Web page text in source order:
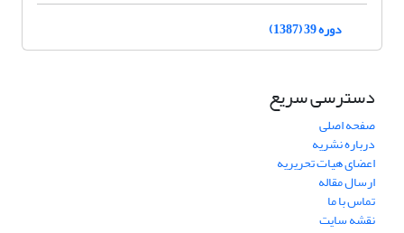
دوره 39 (1387)
دسترسی سریع
صفحه اصلی
درباره نشریه
اعضای هیات تحریریه
ارسال مقاله
تماس با ما
نقشه سایت